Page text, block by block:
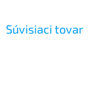
Súvisiaci tovar